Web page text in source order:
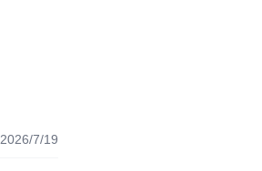
2026/7/19